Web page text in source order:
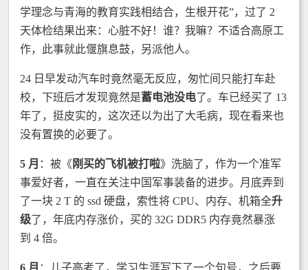
学理念与青海的教育实践相结合，生根开花”，过了 2
天体检结果出来：心脏不好！谁？我嘛？不适合高原工
作，此事就此偃旗息鼓，另派他人。
24 日早发动汽车时竟然毫无反应，匆忙间只能打车赴
校，下班后才发现竟然是蓄电池没电了。车已经买了 13
年了，挺皮实的，这次还以为出了大毛病，现在看来也
没有置换的必要了。
5 月 ：被《 刚买的飞机被打啦》洗脑了，作为一个准军
事爱好者，一直在关注中国军事装备的进步。月底弄到
了一块 2 T 的 ssd 硬盘，索性将 CPU、内存、机箱全升
级了，年底内存涨价，买的 32G DDR5 内存竟然暴涨
到 4 倍。
6 月 ：儿子高考了，学习生涯写下了一个句号，之后要